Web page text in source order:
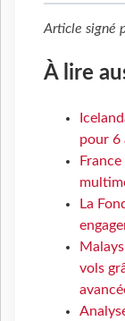
Article signé
À lire
pour 6
La
vols